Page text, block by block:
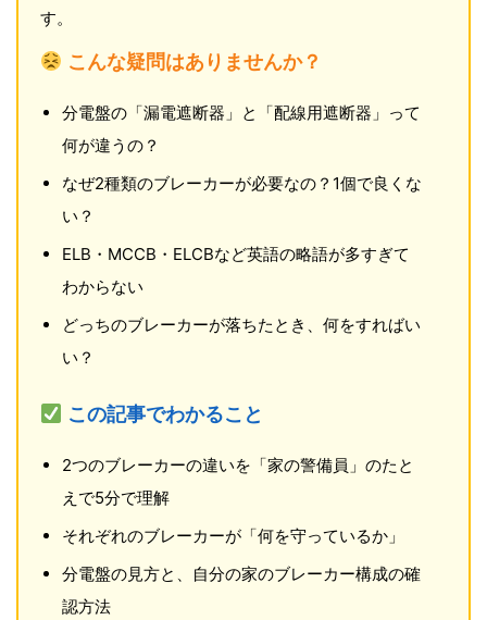
す。
こんな疑問はありませんか？
分電盤の「漏電遮断器」と「配線用遮断器」って
何が違うの？
なぜ2種類のブレーカーが必要なの？1個で良くな
い？
ELB・MCCB・ELCBなど英語の略語が多すぎて
わからない
どっちのブレーカーが落ちたとき、何をすればい
い？
この記事でわかること
2つのブレーカーの違いを「家の警備員」のたと
えで5分で理解
それぞれのブレーカーが「何を守っているか」
分電盤の見方と、自分の家のブレーカー構成の確
認方法